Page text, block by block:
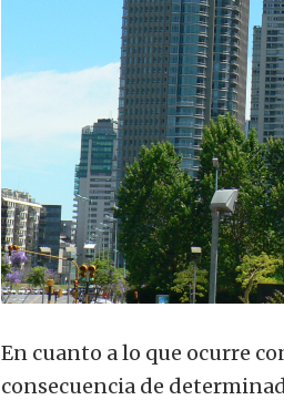
En cuanto a lo que ocurre
consecuencia de